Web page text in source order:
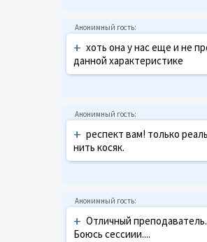
+ хоть она у нас еще и не
данной характеристике
+ респект вам! только
нить косяк.
+ Отличный
Боюсь сессиии....